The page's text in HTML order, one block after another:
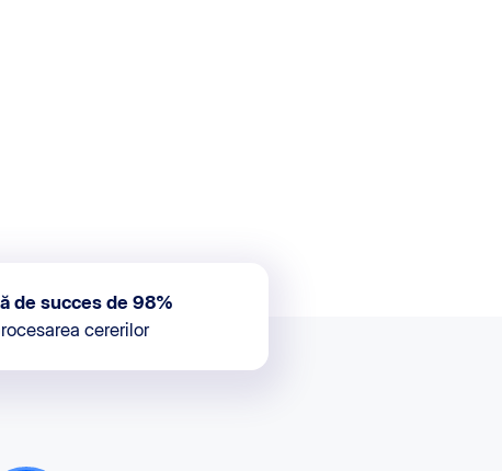
de succes de 98%
cererilor